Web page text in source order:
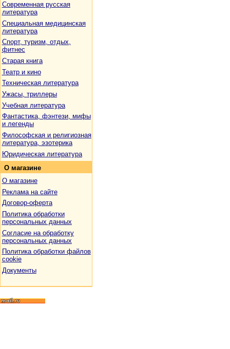
Современная русская
литература
Специальная медицинская
литература
Спорт, туризм, отдых,
фитнес
Старая книга
Театр и кино
Техническая литература
Ужасы, триллеры
Учебная литература
Фантастика, фэнтези, мифы
и легенды
Философская и религиозная
литература, эзотерика
Юридическая литература
О магазине
О магазине
Реклама на сайте
Договор-оферта
Политика обработки
персональных данных
Согласие на обработку
персональных данных
Политика обработки файлов
cookie
Документы